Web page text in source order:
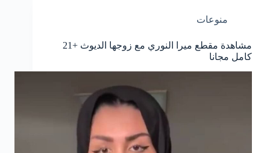
منوعات
مشاهدة مقطع ميرا النوري مع زوجها الديوث +21
كامل مجانا